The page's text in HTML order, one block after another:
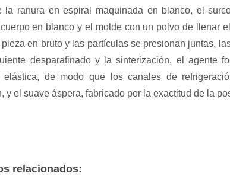
la ranura en espiral maquinada en blanco, el
en blanco y el molde con un polvo de llenar
en bruto y las partículas se presionan juntas,
desparafinado y la sinterización, el agente
elástica, de modo que los canales de
y el suave áspera, fabricado por la exactitud de la
relacionados: